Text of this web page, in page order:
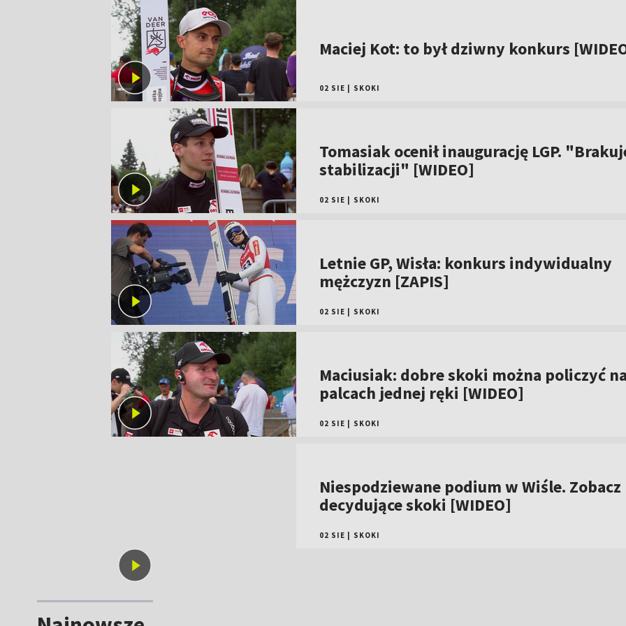
Maciej Kot: to był dziwny konkurs
02 SIE SKOKI
Tomasiak ocenił inaugurację LGP.
stabilizacji" [WIDEO]
02 SIE SKOKI
Letnie GP, Wisła: konkurs indywidualny
mężczyzn [ZAPIS]
02 SIE SKOKI
Maciusiak: dobre skoki można policzyć
palcach jednej ręki [WIDEO]
02 SIE SKOKI
Niespodziewane podium w Wiśle. Zobacz
decydujące skoki [WIDEO]
02 SIE SKOKI